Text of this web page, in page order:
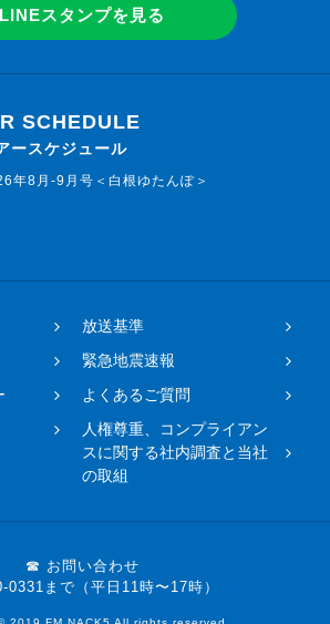
LINEスタンプを見る
SCHEDULE
ースケジュール
年8月-9月号＜白根ゆたんぽ＞
放送基準
緊急地震速報
よくあるご質問
人権尊重、コンプライアン
スに関する社内調査と当社
の取組
☎ お問い合わせ
0331まで（平日11時〜17時）